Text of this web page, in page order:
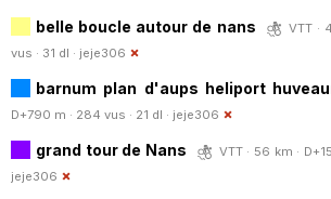
belle boucle autour de nans
VTT ·
vus · 31 dl · jeje306
barnum plan d'aups heliport
D+790 m · 284 vus · 21 dl · jeje306
grand tour de Nans
VTT · 56 km ·
jeje306